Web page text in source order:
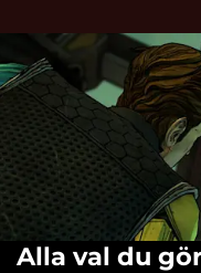
Alla val du